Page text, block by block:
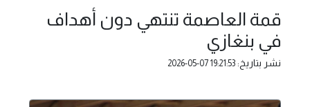
قمة العاصمة تنتهي دون أهداف
في بنغازي
نشر بتاريخ: 2026-05-07 19:21:53